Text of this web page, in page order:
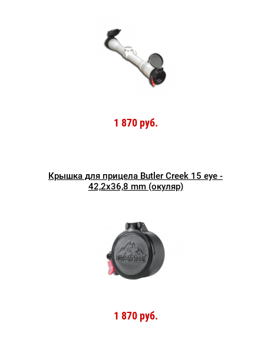
1 870 руб.
Крышка для прицела Butler Creek 15 eye -
42,2x36,8 mm (окуляр)
1 870 руб.